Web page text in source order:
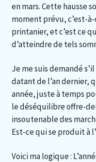
en mars. Cette hausse
moment prévu, c’est-
printanier, et c’est ce
d’atteindre de tels
Je me suis demandé
datant de l’an dernier,
année, juste à temps
le déséquilibre offre-
insoutenable des
Est-ce qui se produit à
Voici ma logique :